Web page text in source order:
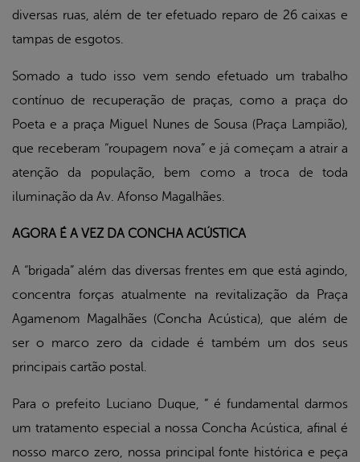
diversas ruas, além de ter efetuado reparo de 26 caixas e
tampas de esgotos.
Somado a tudo isso vem sendo efetuado um trabalho
contínuo de recuperação de praças, como a praça do
Poeta e a praça Miguel Nunes de Sousa (Praça Lampião),
que receberam “roupagem nova” e já começam a atrair a
atenção da população, bem como a troca de toda
iluminação da Av. Afonso Magalhães.
AGORA É A VEZ DA CONCHA ACÚSTICA
A “brigada” além das diversas frentes em que está agindo,
concentra forças atualmente na revitalização da Praça
Agamenom Magalhães (Concha Acústica), que além de
ser o marco zero da cidade é também um dos seus
principais cartão postal.
Para o prefeito Luciano Duque, ” é fundamental darmos
um tratamento especial a nossa Concha Acústica, afinal é
nosso marco zero, nossa principal fonte histórica e peça